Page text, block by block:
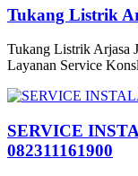
Tukang Listrik
Tukang Listrik Arjasa
Layanan Service
SERVICE
082311161900